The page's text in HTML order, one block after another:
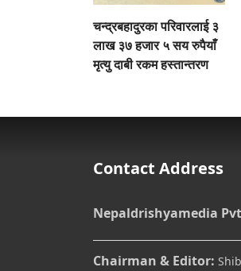
चन्द्रबहादुरका परिवारलाई ३
लाख ३७ हजार ५ सय रुपैयाँ
मृत्यु दाबी रकम हस्तान्तरण
Contact Address
Nepaldrishyamedia
Chairman & Editor: